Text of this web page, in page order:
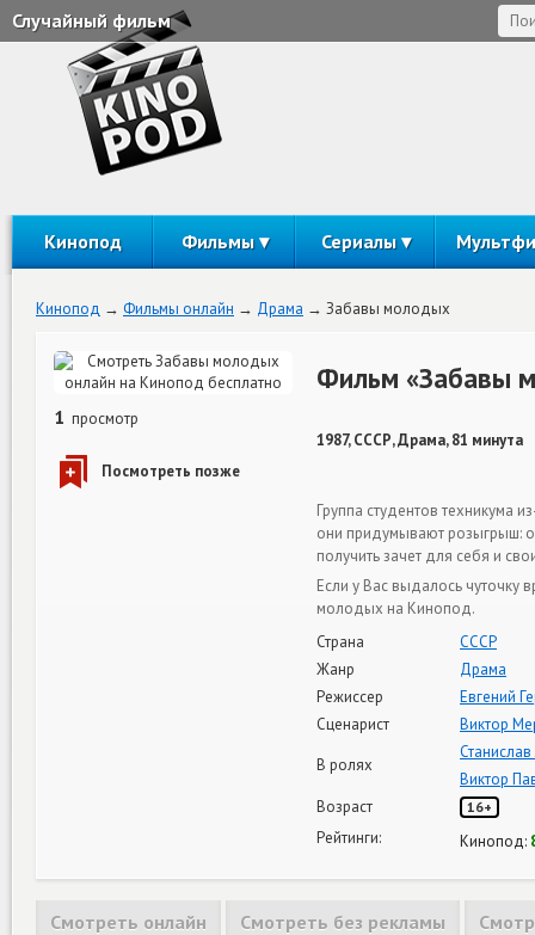
Случайный фильм
Кинопод Фильмы Сериалы
Кинопод Фильмы онлайн Драма Забавы молодых
1 просмотр
Фильм «Забавы
1987, СССР, Драма, 81 минута
Группа студентов техникума
они придумывают розыгрыш:
получить зачет для себя и
Если у Вас выдалось чуточку
молодых на Кинопод.
Страна
СССР
Жанр
Драма
Режиссер
Евгений
Сценарист
Виктор
В ролях
Виктор
Возраст
16+
Рейтинги: Кинопод:
Смотреть онлайн Смотреть без рекламы